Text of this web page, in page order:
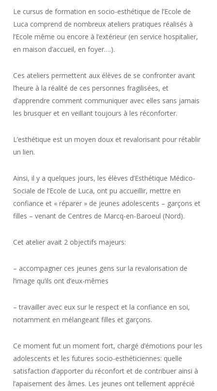
Le cursus de formation en socio-esthétique de l’Ecole de
Luca comprend de nombreux ateliers pratiques réalisés à
l’Ecole même ou encore à l’extérieur (en service hospitalier,
en maison d’accueil, en foyer….).
Ces ateliers permettent aux élèves de se confronter avant
l’heure à la réalité de ces personnes fragilisées, et
d’apprendre comment communiquer avec elles sans jamais
les brusquer et en veillant toujours à les réconforter.
L’esthétique est un moyen doux et revalorisant pour rétablir
un lien.
Ainsi, il y a quelques jours, les élèves d’Esthétique Médico-
Sociale de l’Ecole de Luca, ont pu accueillir, mettre en
confiance et « réparer » de jeunes adolescents – garçons et
filles – venant de Centres de Marcq-en-Baroeul (Nord).
Cet atelier avait 2 objectifs majeurs:
– accompagner ces jeunes gens sur la revalorisation de
l’image qu’ils ont d’eux-mêmes
– travailler avec eux sur le respect et la confiance en soi,
notamment en mélangeant filles et garçons.
Ce moment fut un moment fort, chargé d’émotions pour les
adolescents et les futures socio-esthéticiennes: quelle
satisfaction d’apporter du réconfort et de contribuer ainsi à
l’apaisement des âmes. Les jeunes ont tellement apprécié